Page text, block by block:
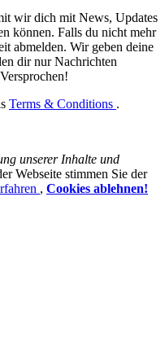
wir dich mit News, Updates
können. Falls du nicht mehr
abmelden. Wir geben deine
dir nur Nachrichten
Terms & Conditions .
unserer Inhalte und
Webseite stimmen Sie der
, Cookies ablehnen!